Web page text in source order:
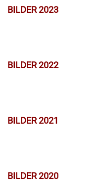
BILDER 2023
BILDER 2022
BILDER 2021
BILDER 2020